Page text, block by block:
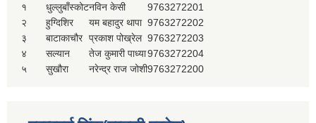
१
धुल्लुबाँस्कोटनविन केसी
9763272201
२
हुग्दिशिर यम बहादुर थापा 9763272202
३
बाटाकाचौर प्रकाश पोख्रेल 9763272203
४
सल्यान तेज कुमारी पाध्या9763272204
५
सुखौरा नरेन्द्र राज जोशी9763272200